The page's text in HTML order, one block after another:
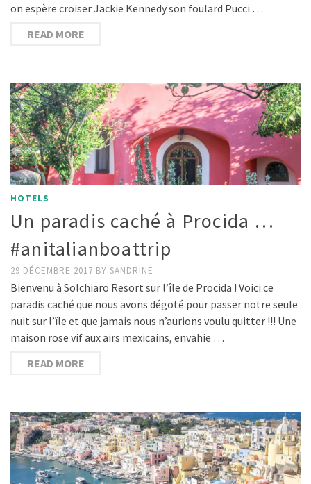
on espère croiser Jackie Kennedy son foulard Pucci …
READ MORE
HOTELS
Un paradis caché à Procida …
#anitalianboattrip
29 DÉCEMBRE 2017 BY SANDRINE
Bienvenu à Solchiaro Resort sur l’île de Procida ! Voici ce
paradis caché que nous avons dégoté pour passer notre seule
nuit sur l’île et que jamais nous n’aurions voulu quitter !!! Une
maison rose vif aux airs mexicains, envahie …
READ MORE